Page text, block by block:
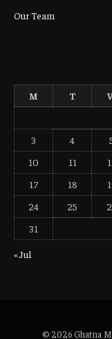
Our Team
M
T
3
4
10
11
17
18
24
25
31
« Jul
© 2026 Ghatna